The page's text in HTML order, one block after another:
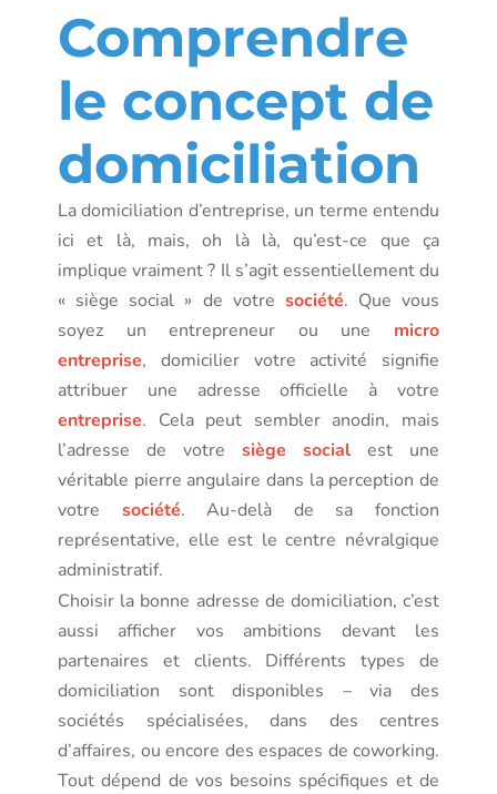
Comprendre
le concept de
domiciliation
La domiciliation d’entreprise, un terme entendu
ici et là, mais, oh là là, qu’est-ce que ça
implique vraiment ? Il s’agit essentiellement du
« siège social » de votre société. Que vous
soyez un entrepreneur ou une micro
entreprise, domicilier votre activité signifie
attribuer une adresse officielle à votre
entreprise. Cela peut sembler anodin, mais
l’adresse de votre siège social est une
véritable pierre angulaire dans la perception de
votre société. Au-delà de sa fonction
représentative, elle est le centre névralgique
administratif.
Choisir la bonne adresse de domiciliation, c’est
aussi afficher vos ambitions devant les
partenaires et clients. Différents types de
domiciliation sont disponibles – via des
sociétés spécialisées, dans des centres
d’affaires, ou encore des espaces de coworking.
Tout dépend de vos besoins spécifiques et de